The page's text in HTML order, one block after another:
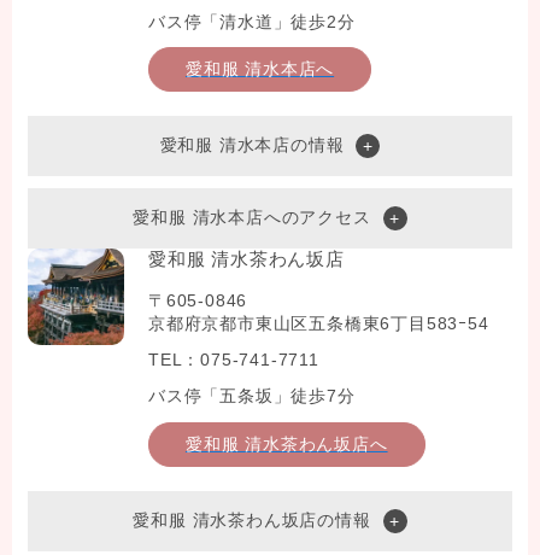
バス停「清水道」徒歩2分
愛和服 清水本店へ
愛和服 清水本店の情報
愛和服 清水本店へのアクセス
愛和服 清水茶わん坂店
〒605-0846
京都府京都市東山区五条橋東6丁目583ｰ54
TEL：075-741-7711
バス停「五条坂」徒歩7分
愛和服 清水茶わん坂店へ
愛和服 清水茶わん坂店の情報